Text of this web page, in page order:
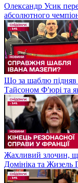
Олександр Усик
абсолютного
Що за шаблю підняв
Тайсоном Ф'юрі та
Жахливий злочин,
Домініка та Жизель